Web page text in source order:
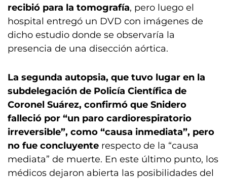
recibió para la tomografía, pero luego el
hospital entregó un DVD con imágenes de
dicho estudio donde se observaría la
presencia de una disección aórtica.
La segunda autopsia, que tuvo lugar en la
subdelegación de Policía Científica de
Coronel Suárez, confirmó que Snidero
falleció por “un paro cardiorespiratorio
irreversible”, como “causa inmediata”, pero
no fue concluyente respecto de la “causa
mediata” de muerte. En este último punto, los
médicos dejaron abierta las posibilidades del